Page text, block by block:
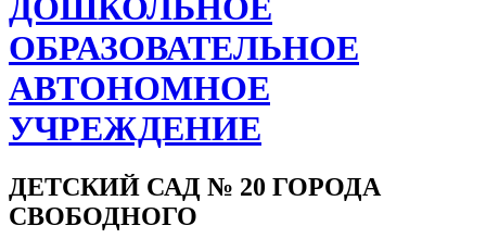
ДОШКОЛЬНОЕ
ОБРАЗОВАТЕЛЬНОЕ
АВТОНОМНОЕ
УЧРЕЖДЕНИЕ
ДЕТСКИЙ САД № 20 ГОРОДА
СВОБОДНОГО